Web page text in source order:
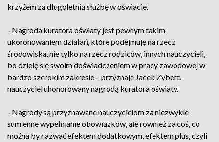
krzyżem za długoletnią służbę w oświacie.
- Nagroda kuratora oświaty jest pewnym takim
ukoronowaniem działań, które podejmuję na rzecz
środowiska, nie tylko na rzecz rodziców, innych nauczycieli,
bo dzielę się swoim doświadczeniem w pracy zawodowej w
bardzo szerokim zakresie – przyznaje Jacek Zybert,
nauczyciel uhonorowany nagrodą kuratora oświaty.
- Nagrody są przyznawane nauczycielom za niezwykle
sumienne wypełnianie obowiązków, ale również za coś, co
można by nazwać efektem dodatkowym, efektem plus, czyli